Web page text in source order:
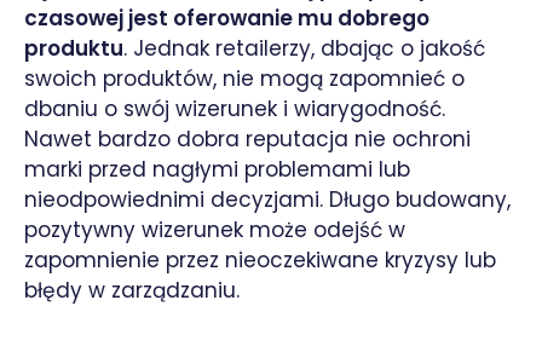
czasowej jest oferowanie mu dobrego
produktu. Jednak retailerzy, dbając o jakość
swoich produktów, nie mogą zapomnieć o
dbaniu o swój wizerunek i wiarygodność.
Nawet bardzo dobra reputacja nie ochroni
marki przed nagłymi problemami lub
nieodpowiednimi decyzjami. Długo budowany,
pozytywny wizerunek może odejść w
zapomnienie przez nieoczekiwane kryzysy lub
błędy w zarządzaniu.